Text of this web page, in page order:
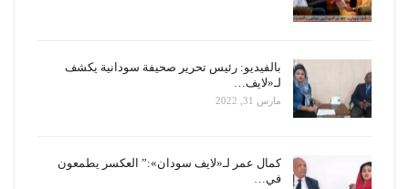
بالفيديو: رئيس تحرير صحيفة سودانية يكشف
لـ«لايف…
مارس 31, 2022
كمال عمر لـ«لايف سودان»:” العكسر يطمعون
في…